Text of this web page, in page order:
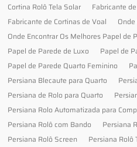
Cortina Rolô Tela Solar
Fabricante
Fabricante de Cortinas de Voal
Onde Encontrar Os Melhores Papel de
Papel de Parede de Luxo
Papel de
Papel de Parede Quarto Feminino
Persiana Blecaute para Quarto
Persiana de Rolo para Quarto
Persiana Rolo Automatizada para
Persiana Rolô com Bando
Persiana
Persiana Rolô Screen
Persiana Rolô